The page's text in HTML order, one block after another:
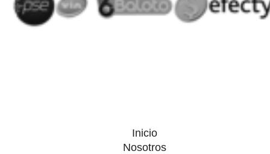
Inicio
Nosotros